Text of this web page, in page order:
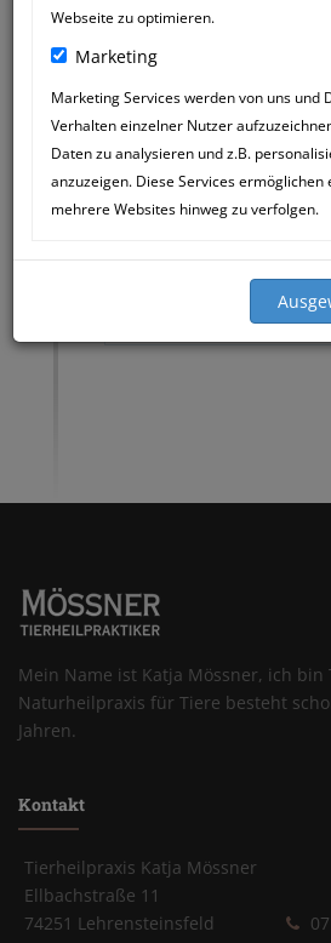
Webseite zu optimieren.
Marketing
Marketing Services werden von uns und
Verhalten einzelner Nutzer
Daten zu analysieren und z.B.
anzuzeigen. Diese Services ermöglichen
mehrere Websites hinweg zu verfolgen.
Ich bin begeistert
sehr bei dem
Krebsleidens
Wunder, es geht ihr
sehe, sie ist wieder
lebensfroh. So hoffe
Mein Name ist Katja Mössner, ich
Naturheilpraxis für Tiere besteht
Jahren.
Kontakt
Tierheilpraxis Katja Mössner
Ellbachstraße 11
74251 Lehrensteinsfeld